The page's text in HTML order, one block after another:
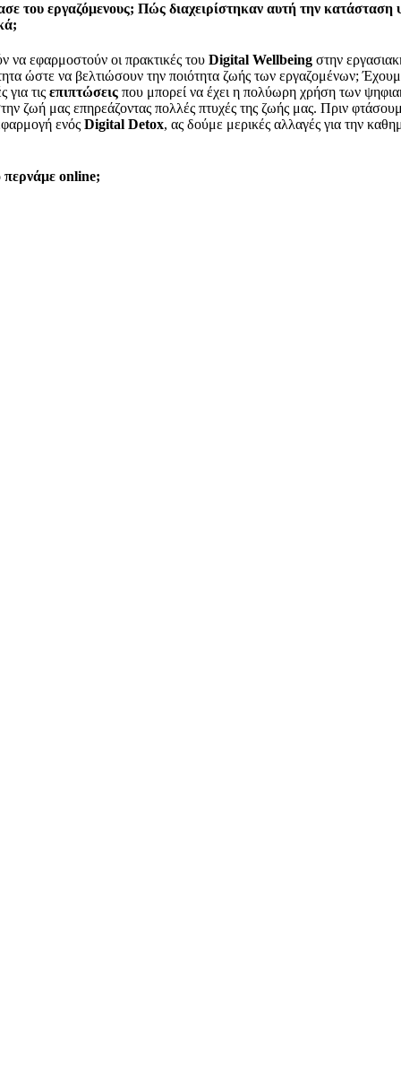
του εργαζόμενους; Πώς διαχειρίστηκαν αυτή την κατάσταση
να εφαρμοστούν οι πρακτικές τουDigital Wellbeing στην
ώστε να βελτιώσουν την ποιότητα ζωής των εργαζομένων;
για τιςεπιπτώσειςπου μπορεί να έχει η πολύωρη χρήση των
ζωή μας επηρεάζοντας πολλές πτυχές της ζωής μας. Πριν
ενόςDigital Detox, ας δούμε μερικές αλλαγές για την
περνάμε online;